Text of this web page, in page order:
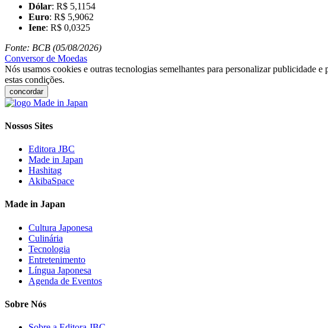
Dólar: R$ 5,1154
Euro: R$ 5,9062
Iene: R$ 0,0325
Fonte: BCB (05/08/2026)
Conversor de Moedas
Nós usamos cookies e outras tecnologias semelhantes para personalizar publicidade e
estas condições.
concordar
Nossos Sites
Editora JBC
Made in Japan
Hashitag
AkibaSpace
Made in Japan
Cultura Japonesa
Culinária
Tecnologia
Entretenimento
Língua Japonesa
Agenda de Eventos
Sobre Nós